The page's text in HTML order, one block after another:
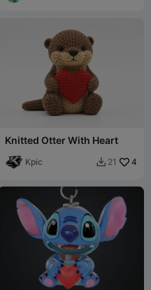
Knitted Otter With Heart
Kpic  21 4